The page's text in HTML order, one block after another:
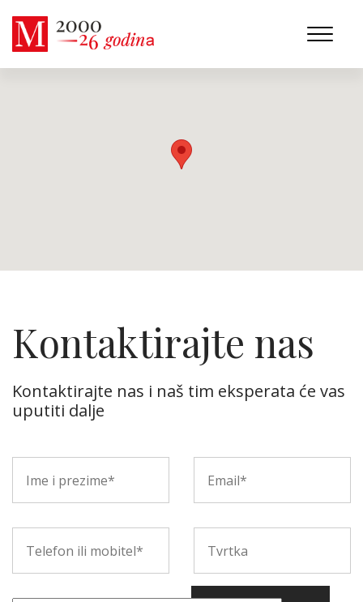
Kontaktirajte nas
Kontaktirajte nas i naš tim eksperata će vas
uputiti dalje